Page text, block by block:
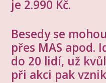
je 2.990 Kč.
Besedy se
přes MAS apod.
do 20 lidí, už
při akci pak